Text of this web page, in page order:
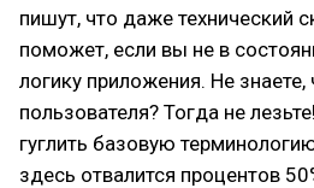
пишут, что даже технический
поможет, если вы не в
логику приложения. Не знаете,
пользователя? Тогда не
гуглить базовую
здесь отвалится процентов